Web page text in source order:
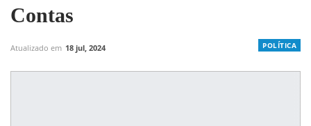
Contas
POLÍTICA
Atualizado em 18 jul, 2024